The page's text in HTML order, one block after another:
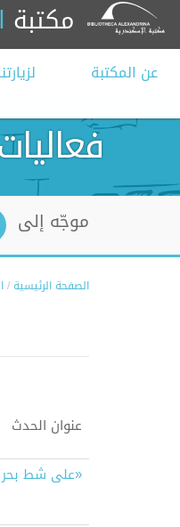
مكتبة
عن المكتبة
موجّه إلى
الصفحة الرئيسية/
عنوان الحدث
«على شط بحر